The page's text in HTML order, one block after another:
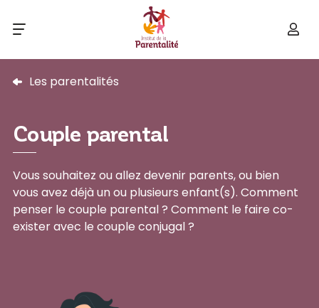
Les parentalités
Couple parental
Vous souhaitez ou allez devenir parents, ou bien
vous avez déjà un ou plusieurs enfant(s). Comment
penser le couple parental ? Comment le faire co-
exister avec le couple conjugal ?